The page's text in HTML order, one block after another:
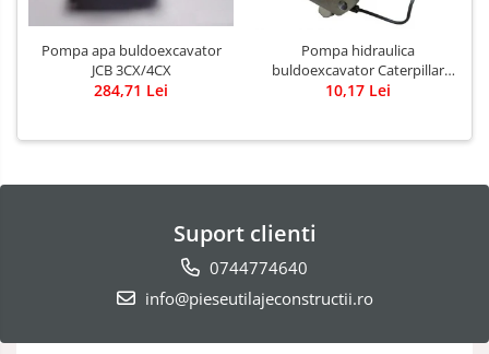
Pompa apa buldoexcavator
JCB 3CX/4CX
284,71 Lei
Pompa hidraulica
buldoexcavator Caterpillar
428B
10,17 Lei
Suport clienti
0744774640
info@pieseutilajeconstructii.ro